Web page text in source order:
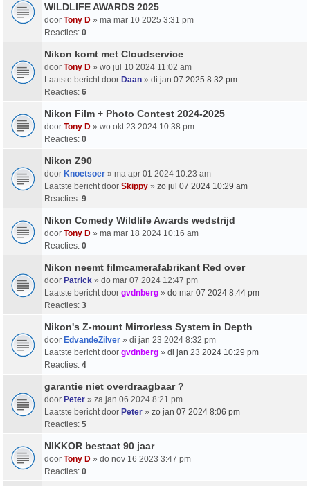
WILDLIFE AWARDS 2025
door Tony D » ma mar 10 2025 3:31 pm
Reacties: 0
Nikon komt met Cloudservice
door Tony D » wo jul 10 2024 11:02 am
Laatste bericht door Daan » di jan 07 2025 8:32 pm
Reacties: 6
Nikon Film + Photo Contest 2024-2025
door Tony D » wo okt 23 2024 10:38 pm
Reacties: 0
Nikon Z90
door Knoetsoer » ma apr 01 2024 10:23 am
Laatste bericht door Skippy » zo jul 07 2024 10:29 am
Reacties: 9
Nikon Comedy Wildlife Awards wedstrijd
door Tony D » ma mar 18 2024 10:16 am
Reacties: 0
Nikon neemt filmcamerafabrikant Red over
door Patrick » do mar 07 2024 12:47 pm
Laatste bericht door gvdnberg » do mar 07 2024 8:44 pm
Reacties: 3
Nikon's Z-mount Mirrorless System in Depth
door EdvandeZilver » di jan 23 2024 8:32 pm
Laatste bericht door gvdnberg » di jan 23 2024 10:29 pm
Reacties: 4
garantie niet overdraagbaar ?
door Peter » za jan 06 2024 8:21 pm
Laatste bericht door Peter » zo jan 07 2024 8:06 pm
Reacties: 5
NIKKOR bestaat 90 jaar
door Tony D » do nov 16 2023 3:47 pm
Reacties: 0